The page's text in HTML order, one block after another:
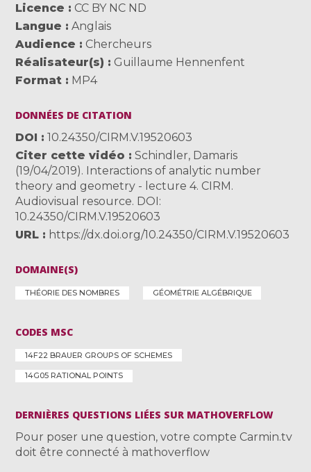
Licence
CC BY NC ND
Langue
Anglais
Audience
Chercheurs
Réalisateur(s)
Guillaume Hennenfent
Format
MP4
DONNÉES DE CITATION
DOI
10.24350/CIRM.V.19520603
Citer cette vidéo
Schindler, Damaris
(19/04/2019). Interactions of analytic number
theory and geometry - lecture 4. CIRM.
Audiovisual resource. DOI:
10.24350/CIRM.V.19520603
URL
https://dx.doi.org/10.24350/CIRM.V.19520603
DOMAINE(S)
THÉORIE DES NOMBRES GÉOMÉTRIE ALGÉBRIQUE
CODES MSC
14F22 BRAUER GROUPS OF SCHEMES
14G05 RATIONAL POINTS
DERNIÈRES QUESTIONS LIÉES SUR MATHOVERFLOW
Pour poser une question, votre compte Carmin.tv
doit être connecté à mathoverflow